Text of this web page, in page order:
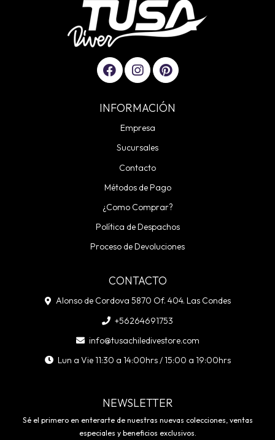
INFORMACIÓN
Empresa
Sucursales
Contacto
Métodos de Pago
¿Como Comprar?
Política de Despachos
Proceso de Devoluciones
CONTACTO
Alonso de Cordova 5870 Of. 404. Las Condes
+56264691753
info@tusachiledivestore.com
Lun a Vie 11:30 a 14:00hrs / 15:00 a 19:00hrs
NEWSLETTER
Sé el primero en enterarte de nuestras nuevas colecciones, ventas
especiales y beneficios exclusivos.